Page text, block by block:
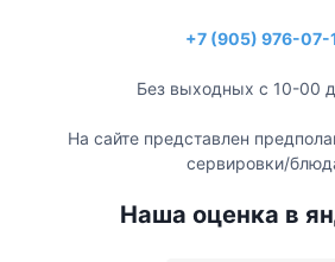
+7 (905) 976-07-
Без выходных с 10-00
На сайте представлен
сервировки/
Наша оценка в